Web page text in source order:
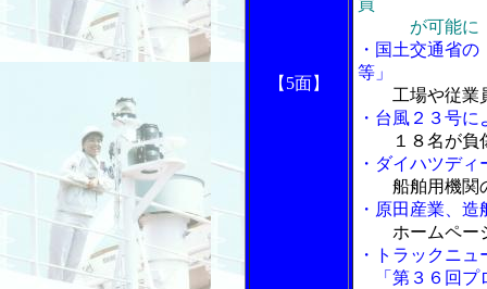
【5面】
買
が可能に
・国土交通省
等」
工場や従業
・台風２３号
１８名が
・ダイハツデ
船舶用機関
・原田産業、
ホームペー
・トラックニュ
「第３６回プ